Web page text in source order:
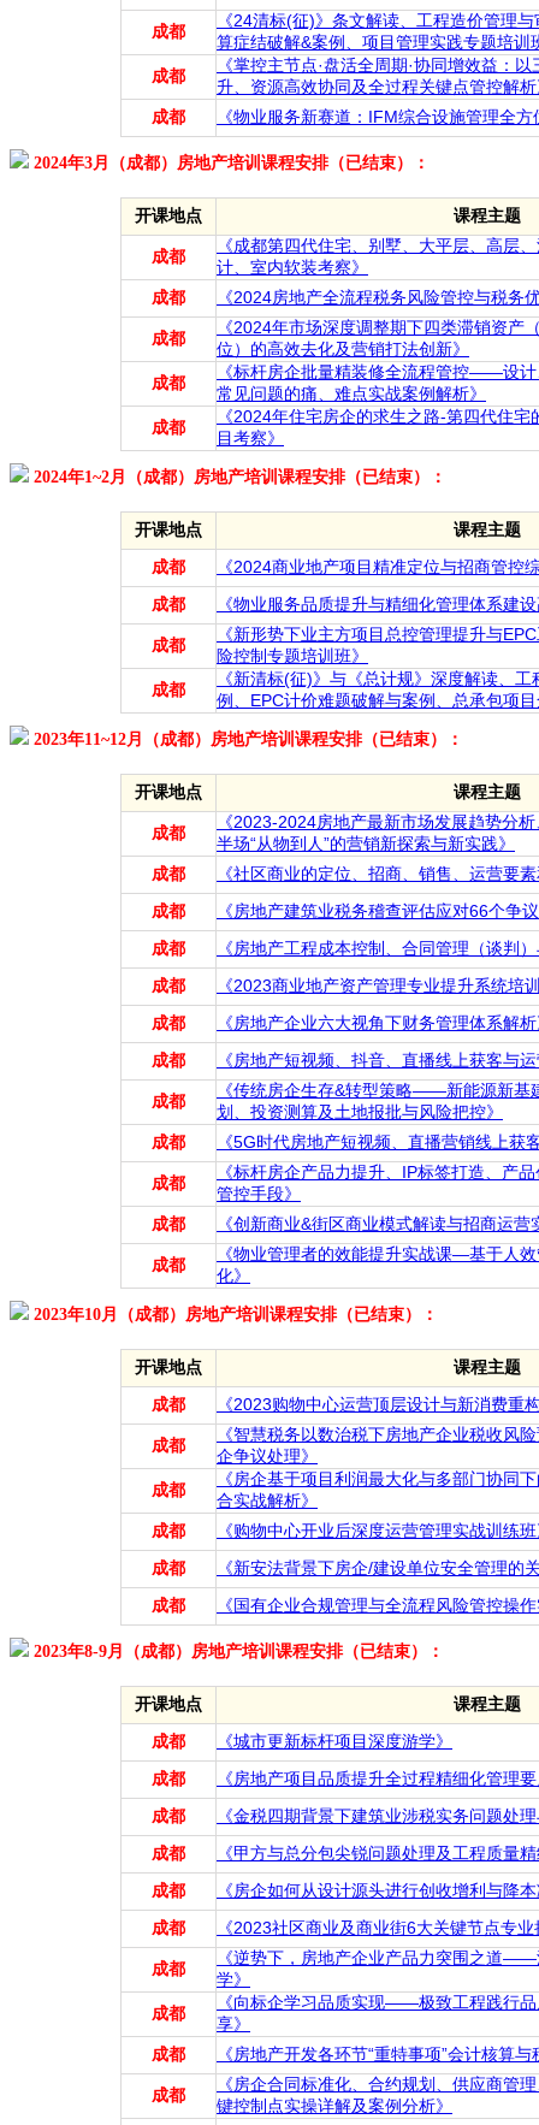
成都
《24清标(征)》条文解读、工程造价管理
算症结破解&案例、项目管理实践专题培训
成都
《掌控主节点·盘活全周期·协同增效益：
升、资源高效协同及全过程关键点管控解
成都
《物业服务新赛道：IFM综合设施管理全
2024年3月（成都）房地产培训课程安排（已结束）：
开课地点 课程主题
成都
《成都第四代住宅、别墅、大平层、高层
计、室内软装考察》
成都
《2024房地产全流程税务风险管控与税务
成都
《2024年市场深度调整期下四类滞销资产
位）的高效去化及营销打法创新》
成都
《标杆房企批量精装修全流程管控——设
常见问题的痛、难点实战案例解析》
成都
《2024年住宅房企的求生之路-第四代住
目考察》
2024年1~2月（成都）房地产培训课程安排（已结束）：
开课地点 课程主题
成都
《2024商业地产项目精准定位与招商管控
成都
《物业服务品质提升与精细化管理体系建
成都
《新形势下业主方项目总控管理提升与
险控制专题培训班》
成都
《新清标(征)》与《总计规》深度解读、
例、EPC计价难题破解与案例、总承包项
2023年11~12月（成都）房地产培训课程安排（已结束）：
开课地点 课程主题
成都
《2023-2024房地产最新市场发展趋势分
半场“从物到人”的营销新探索与新实践》
成都
《社区商业的定位、招商、销售、运营要
成都
《房地产建筑业税务稽查评估应对66个争
成都
《房地产工程成本控制、合同管理（谈判
成都
《2023商业地产资产管理专业提升系统培
成都
《房地产企业六大视角下财务管理体系解
成都
《房地产短视频、抖音、直播线上获客与
成都
《传统房企生存&转型策略——新能源新基
划、投资测算及土地报批与风险把控》
成都
《5G时代房地产短视频、直播营销线上获
成都
《标杆房企产品力提升、IP标签打造、产
管控手段》
成都
《创新商业&街区商业模式解读与招商运营
成都
《物业管理者的效能提升实战课—基于人
化》
2023年10月（成都）房地产培训课程安排（已结束）：
开课地点 课程主题
成都 《2023购物中心运营顶层设计与新消费重
成都
《智慧税务以数治税下房地产企业税收风
企争议处理》
成都
《房企基于项目利润最大化与多部门协同
合实战解析》
成都
《购物中心开业后深度运营管理实战训练
成都
《新安法背景下房企/建设单位安全管理的
成都
《国有企业合规管理与全流程风险管控操
2023年8-9月（成都）房地产培训课程安排（已结束）：
开课地点 课程主题
成都
《城市更新标杆项目深度游学》
成都
《房地产项目品质提升全过程精细化管理
成都
《金税四期背景下建筑业涉税实务问题处
成都
《甲方与总分包尖锐问题处理及工程质量
成都
《房企如何从设计源头进行创收增利与降
成都
《2023社区商业及商业街6大关键节点专
成都
《逆势下，房地产企业产品力突围之道——
学》
成都
《向标企学习品质实现——极致工程践行
享》
成都
《房地产开发各环节“重特事项”会计核算
成都
《房企合同标准化、合约规划、供应商管
键控制点实操详解及案例分析》